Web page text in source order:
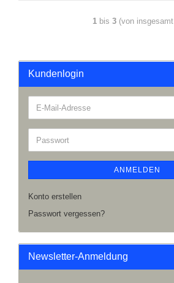
1bis 3(von insgesamt
Kundenlogin
ANMELDEN
Konto erstellen
Passwort vergessen?
Newsletter-Anmeldung